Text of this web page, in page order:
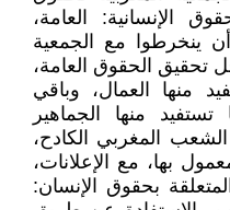
الإنسانية: العامة،
ينخرطوا مع الجمعية
تحقيق الحقوق العامة،
منها العمال، وباقي
تستفيد منها الجماهير
الشعب المغربي الكادح،
بها، مع الإعلانات،
المتعلقة بحقوق الإنسان: